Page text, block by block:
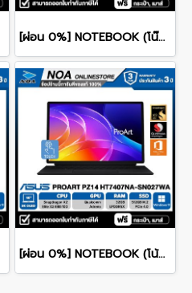
[ผ่อน 0%] NOTEBOOK (โน๊ตบุ๊ค) ACER SWIFT GO 16 AI SFG16-I71-708E 16" WUXGA/ULTRA 7 385H/16GB/SSD 512GB/WINDOWS 11+MS OFFICE รับประกันซ่อมฟรีถึงบ้าน 3ปี
[ผ่อน 0%] NOTEBOOK (โน้ตบุ๊ค) ASUS PROART PZ14 HT7407NA-SN027WA 14" Touch Screen/Snapdragon X2 Elite/RAM 32GB/SSD 512GB/WINDOWS 11+MS OFFICE รับประกันศูนย์ไทย 3ปี